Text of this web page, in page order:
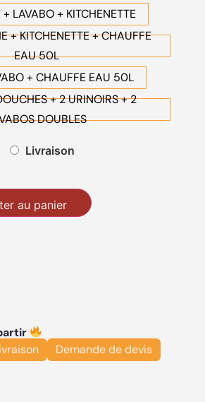
LAVABO + KITCHENETTE
+ KITCHENETTE + CHAUFFE
EAU 50L
+ CHAUFFE EAU 50L
+ 2 URINOIRS + 2
DOUBLES
Livraison
au panier
Demande de devis